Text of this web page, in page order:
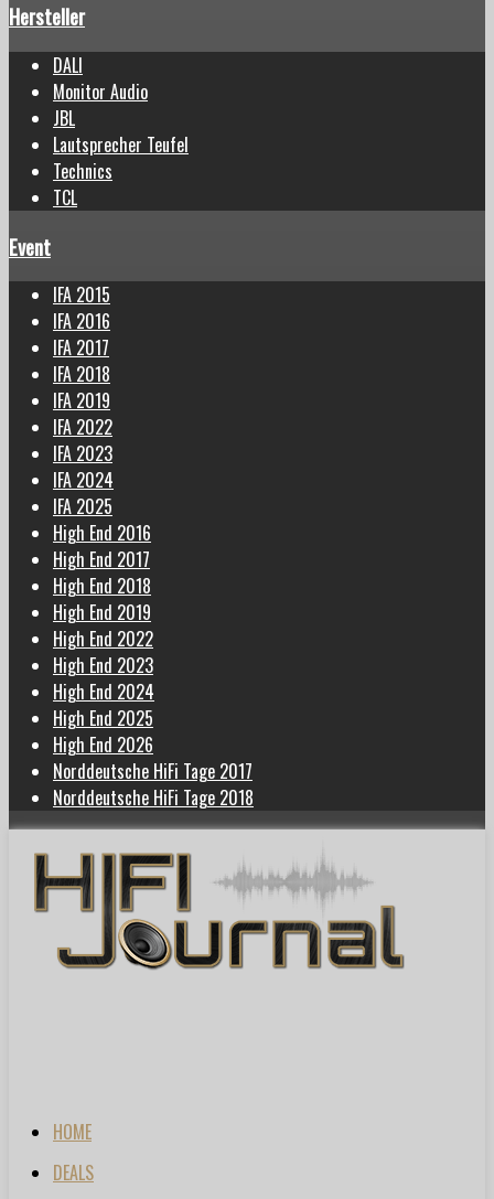
Hersteller
DALI
Monitor Audio
JBL
Lautsprecher Teufel
Technics
TCL
Event
IFA 2015
IFA 2016
IFA 2017
IFA 2018
IFA 2019
IFA 2022
IFA 2023
IFA 2024
IFA 2025
High End 2016
High End 2017
High End 2018
High End 2019
High End 2022
High End 2023
High End 2024
High End 2025
High End 2026
Norddeutsche HiFi Tage 2017
Norddeutsche HiFi Tage 2018
HOME
DEALS